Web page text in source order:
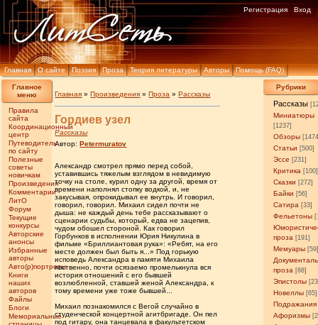
Главная О сайте Поэзия Проза Теория литературы Авторы Помощь (FAQ)
Регистрация Вход
Главное
меню
Правила
сайта
Координационный
центр
Путеводитель
по сайту
Полезные
советы
новичкам
Произведения
Комментарии
ЛитО
Форум
Текущие
конкурсы
Авторские
анонсы
Избранные
авторы
Авто(р)портреты
Книги
наших
авторов
Файлы
Блоги
Мемориальные
Рубрики
Рассказы
Миниатюры
[1237]
Обзоры
Статьи [500]
Эссе [231]
Критика [100]
Сказки [272]
Байки [56]
Сатира [33]
Фельетоны
проза [191]
Мемуары
проза [88]
Эпистолы
Новеллы [65]
Подражания
Афоризмы
Главная »Произведения »Проза »Рассказы
Гордиев узел
Рассказы
Автор:Petermuratov
Александр смотрел прямо перед собой,
уставившись тяжелым взглядом в невидимую
точку на столе, курил одну за другой, время от
времени наполнял стопку водкой, и, не
закусывая, опрокидывал ее внутрь. И говорил,
говорил, говорил. Михаил сидел почти не
дыша: не каждый день тебе рассказывают о
сценарии судьбы, который, едва не зацепив,
чудом обошел стороной. Как говорил
Горбунков в исполнении Юрия Никулина в
фильме «Бриллиантовая рука»: «Ребят, на его
месте должен был быть я...» Под горькую
исповедь Александра в памяти Михаила
явственно, почти осязаемо промелькнула вся
история отношений с его бывшей
возлюбленной, ставшей женой Александра, к
тому времени уже тоже бывшей...
Михаил познакомился с Вегой случайно в
студенческой концертной агитбригаде. Он пел
под гитару, она танцевала в факультетском